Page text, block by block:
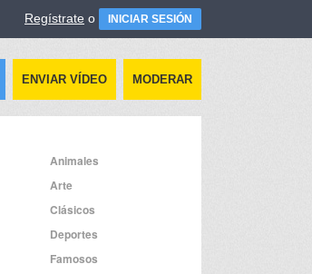
Regístrate o INICIAR SESIÓN
ENVIAR VÍDEO MODERAR
Animales
Arte
Clásicos
Deportes
Famosos